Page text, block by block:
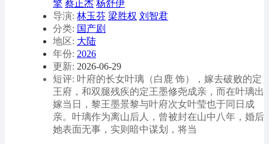
擎 蔡正杰 杨舒伊
导演: 林玉芬 梁胜权 刘智君
分类: 国产剧
地区: 大陆
年份: 2026
更新: 2026-06-29
短评: 叶府的长女叶璃（白鹿 饰），嫁去破败的定
王府，和双腿残疾的定王墨修尧成亲，而在叶璃出
嫁当日，黎王墨景黎与叶府次女叶莹也于同日成
亲。叶璃作为离山后人，曾被封在山中八年，婚后
她表面无事，实则暗中谋划，将当